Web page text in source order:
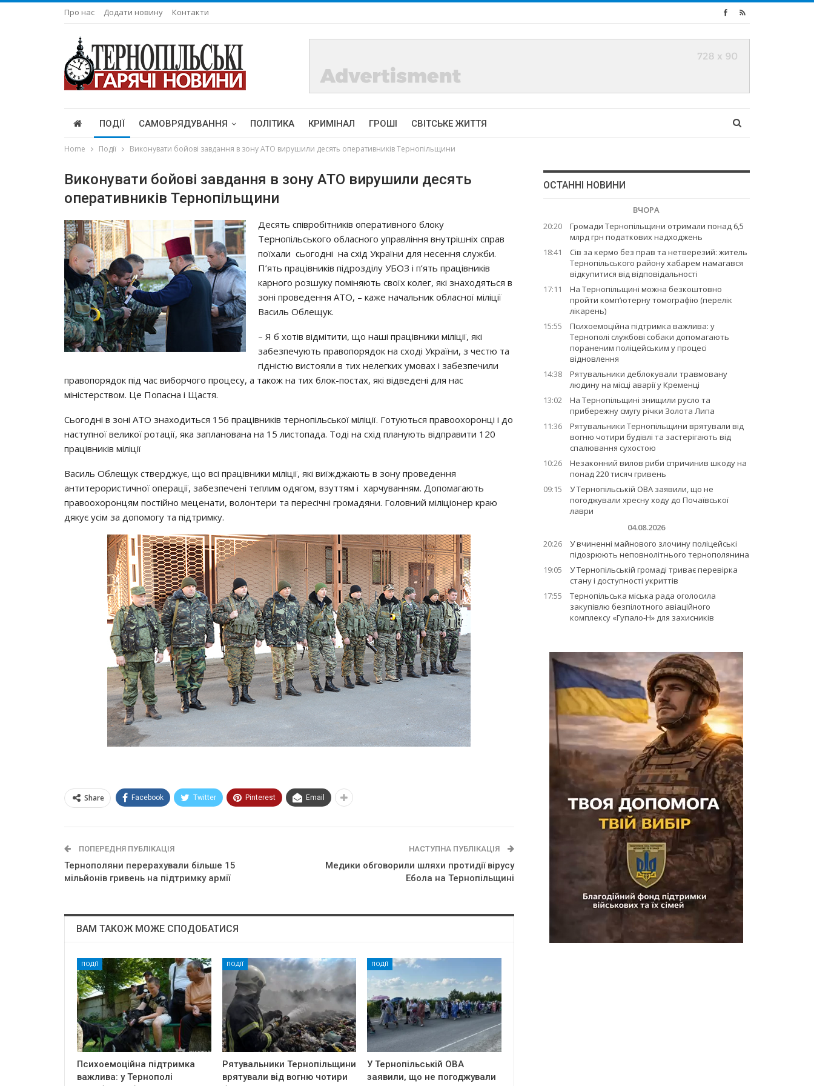
Про нас Додати новину Контакти
ПОДІЇ САМОВРЯДУВАННЯ ПОЛІТИКА КРИМІНАЛ ГРОШІ СВІТСЬКЕ ЖИТТЯ
Home Події Виконувати бойові завдання в зону АТО вирушили десять оперативників Тернопільщини
Виконувати бойові завдання в зону АТО вирушили десять
оперативників Тернопільщини
Десять співробітників оперативного блоку
Тернопільського обласного управління внутрішніх справ
поїхали сьогодні на схід України для несення служби.
П’ять працівників підрозділу УБОЗ і п’ять працівників
карного розшуку поміняють своїх колег, які знаходяться в
зоні проведення АТО, – каже начальник обласної міліції
Василь Облещук.
– Я б хотів відмітити, що наші працівники міліції, які
забезпечують правопорядок на сході України, з честю та
гідністю вистояли в тих нелегких умовах і забезпечили
правопорядок під час виборчого процесу, а також на тих блок-постах, які відведені для нас
міністерством. Це Попасна і Щастя.
Сьогодні в зоні АТО знаходиться 156 працівників тернопільської міліції. Готуються правоохоронці і до
наступної великої ротації, яка запланована на 15 листопада. Тоді на схід планують відправити 120
працівників міліції
Василь Облещук стверджує, що всі працівники міліції, які виїжджають в зону проведення
антитерористичної операції, забезпечені теплим одягом, взуттям і харчуванням. Допомагають
правоохоронцям постійно меценати, волонтери та пересічні громадяни. Головний міліціонер краю
дякує усім за допомогу та підтримку.
Share Facebook Twitter Pinterest Email
ПОПЕРЕДНЯ ПУБЛІКАЦІЯ
Тернополяни перерахували більше 15
мільйонів гривень на підтримку армії
НАСТУПНА ПУБЛІКАЦІЯ
Медики обговорили шляхи протидії вірусу
Ебола на Тернопільщині
ВАМ ТАКОЖ МОЖЕ СПОДОБАТИСЯ
ПОДІЇ
Психоемоційна підтримка
важлива: у Тернополі
ПОДІЇ
Рятувальники Тернопільщини
врятували від вогню чотири
ПОДІЇ
У Тернопільській ОВА
заявили, що не погоджували
ОСТАННІ НОВИНИ
ВЧОРА
20:20
Громади Тернопільщини отримали понад 6,5
млрд грн податкових надходжень
18:41
Сів за кермо без прав та нетверезий: житель
Тернопільського району хабарем намагався
відкупитися від відповідальності
17:11
На Тернопільщині можна безкоштовно
пройти комп’ютерну томографію (перелік
лікарень)
15:55
Психоемоційна підтримка важлива: у
Тернополі службові собаки допомагають
пораненим поліцейським у процесі
відновлення
14:38
Рятувальники деблокували травмовану
людину на місці аварії у Кременці
13:02
На Тернопільщині знищили русло та
прибережну смугу річки Золота Липа
11:36
Рятувальники Тернопільщини врятували від
вогню чотири будівлі та застерігають від
спалювання сухостою
10:26
Незаконний вилов риби спричинив шкоду на
понад 220 тисяч гривень
09:15
У Тернопільській ОВА заявили, що не
погоджували хресну ходу до Почаївської
лаври
04.08.2026
20:26
У вчиненні майнового злочину поліцейські
підозрюють неповнолітнього тернополянина
19:05
У Тернопільській громаді триває перевірка
стану і доступності укриттів
17:55
Тернопільська міська рада оголосила
закупівлю безпілотного авіаційного
комплексу «Гупало-Н» для захисників